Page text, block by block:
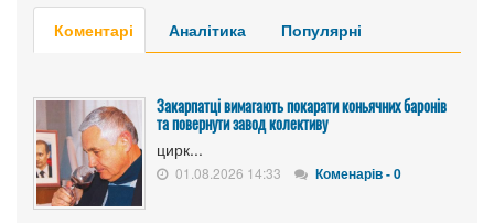
Коментарі Аналітика Популярні
Закарпатці вимагають покарати коньячних баронів
та повернути завод колективу
цирк...
01.08.2026 14:33 Коменарів - 0